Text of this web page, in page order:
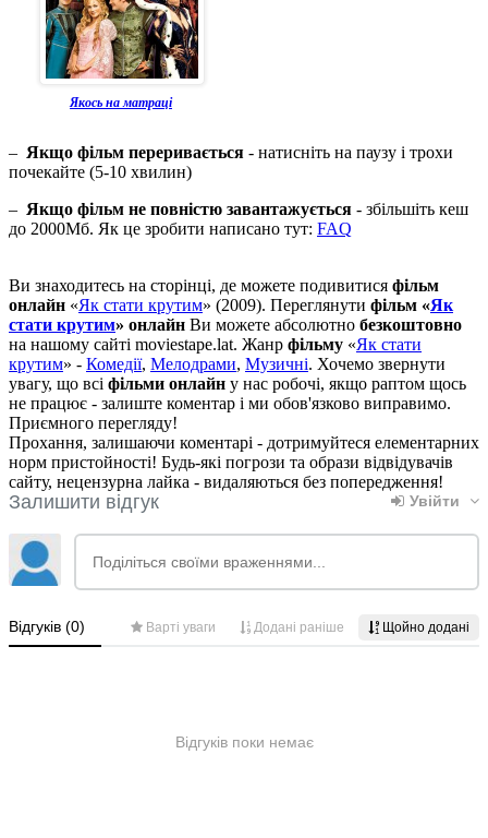
Якось на матраці
– Якщо фільм переривається - натисніть на паузу і трохи
почекайте (5-10 хвилин)
– Якщо фільм не повністю завантажується - збільшіть кеш
до 2000Мб. Як це зробити написано тут: FAQ
Ви знаходитесь на сторінці, де можете подивитися фільм
онлайн «Як стати крутим» (2009). Переглянути фільм «Як
стати крутим» онлайн Ви можете абсолютно безкоштовно
на нашому сайті moviestape.lat. Жанр фільму «Як стати
крутим» - Комедії, Мелодрами, Музичні. Хочемо звернути
увагу, що всі фільми онлайн у нас робочі, якщо раптом щось
не працює - залиште коментар і ми обов'язково виправимо.
Приємного перегляду!
Прохання, залишаючи коментарі - дотримуйтеся елементарних
норм пристойності! Будь-які погрози та образи відвідувачів
сайту, нецензурна лайка - видаляються без попередження!